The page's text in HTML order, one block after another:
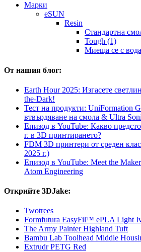
Mарки
eSUN
Resin
Стандартна
Tough (1)
Миеща се с
От нашия блог:
Earth Hour 2025: Изгасете
the-Dark!
Тест на продукти: UniFormation
втвърдяване на смола & Ultra
Епизод в YouTube: Какво
г. в 3D принтирането?
FDM 3D принтери от среден
2025 г.)
Епизод в YouTube: Meet the
Atom Engineering
Открийте 3DJake:
Twotrees
Formfutura EasyFil™ ePLA Light
The Army Painter Highland Tuft
Bambu Lab Toolhead Middle
Extrudr PETG Red